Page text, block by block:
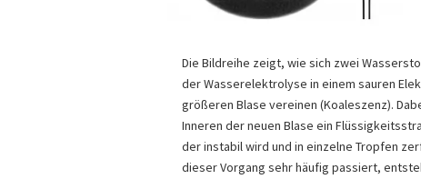
Die Bildreihe zeigt, wie sich zwei
der Wasserelektrolyse in einem sauren
größeren Blase vereinen (Koaleszenz).
Inneren der neuen Blase ein
der instabil wird und in einzelne Tropfen
dieser Vorgang sehr häufig passiert,